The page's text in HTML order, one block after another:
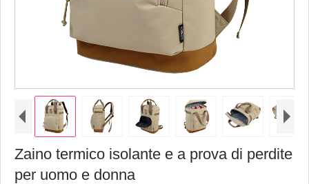
Zaino termico isolante e a prova di perdite
per uomo e donna